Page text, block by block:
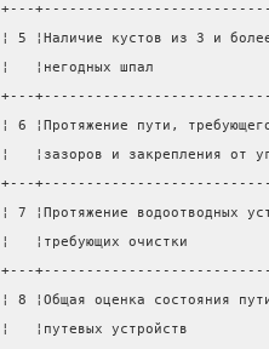
+---
¦ 5 ¦Наличие кустов из 3 и
¦   ¦негодных шпал
+---
¦ 6 ¦Протяжение пути,
¦   ¦зазоров и закрепления
+---
¦ 7 ¦Протяжение
¦   ¦требующих очистки
+---
¦ 8 ¦Общая оценка
¦   ¦путевых устройств